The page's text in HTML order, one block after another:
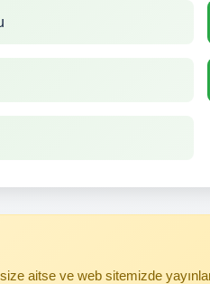
aitse ve web sitemizde